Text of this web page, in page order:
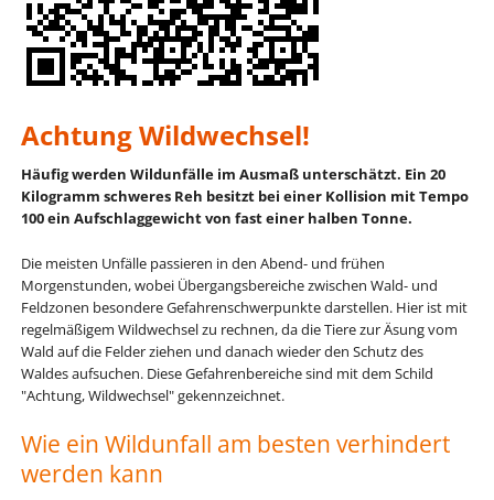
Achtung Wildwechsel!
Häufig werden Wildunfälle im Ausmaß unterschätzt. Ein 20
Kilogramm schweres Reh besitzt bei einer Kollision mit Tempo
100 ein Aufschlaggewicht von fast einer halben Tonne.
Die meisten Unfälle passieren in den Abend- und frühen
Morgenstunden, wobei Übergangsbereiche zwischen Wald- und
Feldzonen besondere Gefahrenschwerpunkte darstellen. Hier ist mit
regelmäßigem Wildwechsel zu rechnen, da die Tiere zur Äsung vom
Wald auf die Felder ziehen und danach wieder den Schutz des
Waldes aufsuchen. Diese Gefahrenbereiche sind mit dem Schild
"Achtung, Wildwechsel" gekennzeichnet.
Wie ein Wildunfall am besten verhindert
werden kann